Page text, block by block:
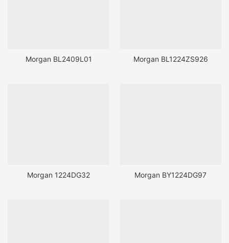
Morgan BL2409L01 Morgan BL1224ZS926
Morgan 1224DG32 Morgan BY1224DG97